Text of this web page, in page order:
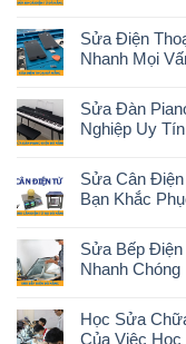
Sửa Điện
Nhanh Mọi
Sửa Đàn
Nghiệp Uy
Sửa Cân
Bạn Khắc
Sửa Bếp
Nhanh Chóng
Học Sửa
Của Việc